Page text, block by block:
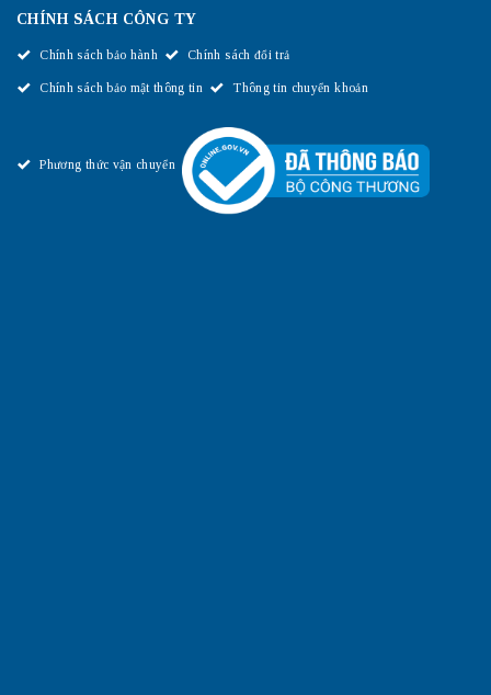
CHÍNH SÁCH CÔNG TY
Chính sách bảo hành Chính sách đổi trả
Chính sách bảo mật thông tin Thông tin chuyển khoản
Phương thức vận chuyển